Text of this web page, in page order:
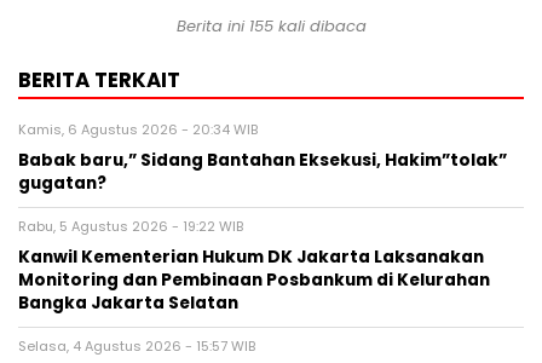
Berita ini 155 kali dibaca
BERITA TERKAIT
Kamis, 6 Agustus 2026 - 20:34 WIB
Babak baru,” Sidang Bantahan Eksekusi, Hakim”tolak”
gugatan?
Rabu, 5 Agustus 2026 - 19:22 WIB
Kanwil Kementerian Hukum DK Jakarta Laksanakan
Monitoring dan Pembinaan Posbankum di Kelurahan
Bangka Jakarta Selatan
Selasa, 4 Agustus 2026 - 15:57 WIB